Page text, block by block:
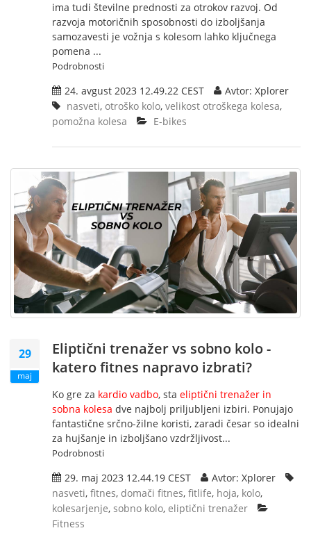
ima tudi številne prednosti za otrokov razvoj. Od
razvoja motoričnih sposobnosti do izboljšanja
samozavesti je vožnja s kolesom lahko ključnega
pomena ...
Podrobnosti
24. avgust 2023 12.49.22 CEST
Avtor: Xplorer
nasveti, otroško kolo, velikost otroškega kolesa,
pomožna kolesa
E-bikes
29
maj
Eliptični trenažer vs sobno kolo -
katero fitnes napravo izbrati?
Ko gre za kardio vadbo, sta eliptični trenažer in
sobna kolesa dve najbolj priljubljeni izbiri. Ponujajo
fantastične srčno-žilne koristi, zaradi česar so idealni
za hujšanje in izboljšano vzdržljivost...
Podrobnosti
29. maj 2023 12.44.19 CEST
Avtor: Xplorer
nasveti, fitnes, domači fitnes, fitlife, hoja, kolo,
kolesarjenje, sobno kolo, eliptični trenažer
Fitness